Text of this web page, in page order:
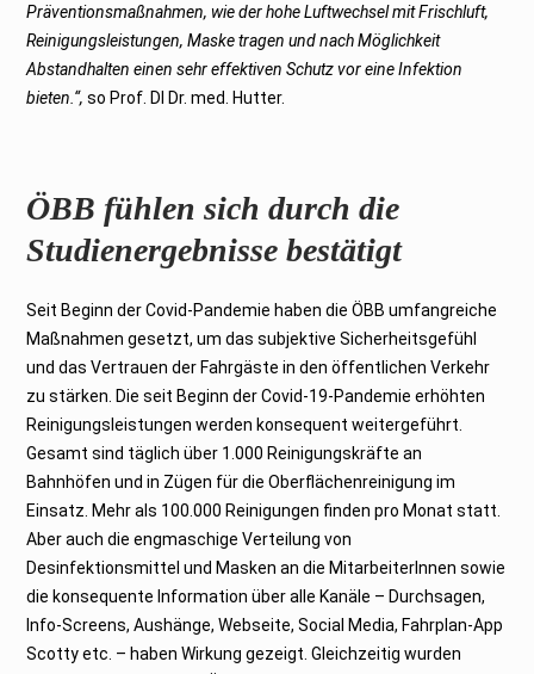
Präventionsmaßnahmen, wie der hohe Luftwechsel mit Frischluft,
Reinigungsleistungen, Maske tragen und nach Möglichkeit
Abstandhalten einen sehr effektiven Schutz vor eine Infektion
bieten.“,so Prof. DI Dr. med. Hutter.
ÖBB fühlen sich durch die
Studienergebnisse bestätigt
Seit Beginn der Covid-Pandemie haben die ÖBB umfangreiche
Maßnahmen gesetzt, um das subjektive Sicherheitsgefühl
und das Vertrauen der Fahrgäste in den öffentlichen Verkehr
zu stärken. Die seit Beginn der Covid-19-Pandemie erhöhten
Reinigungsleistungen werden konsequent weitergeführt.
Gesamt sind täglich über 1.000 Reinigungskräfte an
Bahnhöfen und in Zügen für die Oberflächenreinigung im
Einsatz. Mehr als 100.000 Reinigungen finden pro Monat statt.
Aber auch die engmaschige Verteilung von
Desinfektionsmittel und Masken an die MitarbeiterInnen sowie
die konsequente Information über alle Kanäle – Durchsagen,
Info-Screens, Aushänge, Webseite, Social Media, Fahrplan-App
Scotty etc. – haben Wirkung gezeigt. Gleichzeitig wurden